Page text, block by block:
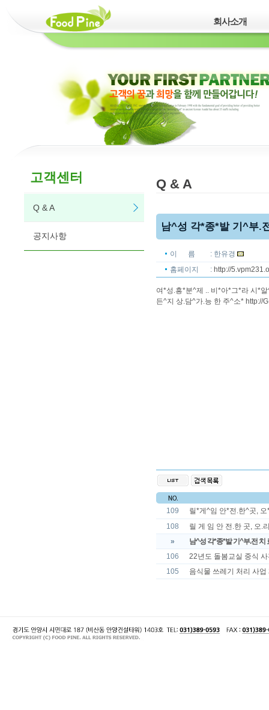
회사소개
고객센터
Q & A
공지사항
Q & A
남^성 각*종*발 기^부.
이 름
: 한유경
홈페이지
: http://
여*성.흥*분^제 .. 비*아*그*라 시*
든^지 상.담^가.능 한 주^소* http://
109
릴*게^임 안*전.한^곳,
108
릴 게 임 안 전.한 곳, 오.
»
남^성 각*종*발 기^부.전 치
106
22년도 돌봄교실 중식
105
음식물 쓰레기 처리 사업